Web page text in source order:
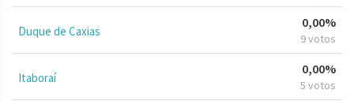
Duque de Caxias
0,00%
9 votos
Itaboraí
0,00%
5 votos